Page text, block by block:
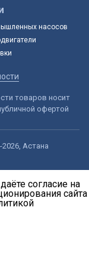
насосов
товаров носит
офертой
Астана
согласие на
сайта